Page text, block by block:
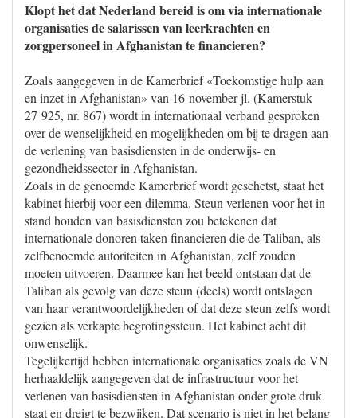
Klopt het dat Nederland bereid is om via internationale
organisaties de salarissen van leerkrachten en
zorgpersoneel in Afghanistan te financieren?
Zoals aangegeven in de Kamerbrief «Toekomstige hulp aan
en inzet in Afghanistan» van 16 november jl. (Kamerstuk
27 925, nr. 867) wordt in internationaal verband gesproken
over de wenselijkheid en mogelijkheden om bij te dragen aan
de verlening van basisdiensten in de onderwijs- en
gezondheidssector in Afghanistan.
Zoals in de genoemde Kamerbrief wordt geschetst, staat het
kabinet hierbij voor een dilemma. Steun verlenen voor het in
stand houden van basisdiensten zou betekenen dat
internationale donoren taken financieren die de Taliban, als
zelfbenoemde autoriteiten in Afghanistan, zelf zouden
moeten uitvoeren. Daarmee kan het beeld ontstaan dat de
Taliban als gevolg van deze steun (deels) wordt ontslagen
van haar verantwoordelijkheden of dat deze steun zelfs wordt
gezien als verkapte begrotingssteun. Het kabinet acht dit
onwenselijk.
Tegelijkertijd hebben internationale organisaties zoals de VN
herhaaldelijk aangegeven dat de infrastructuur voor het
verlenen van basisdiensten in Afghanistan onder grote druk
staat en dreigt te bezwijken. Dat scenario is niet in het belang